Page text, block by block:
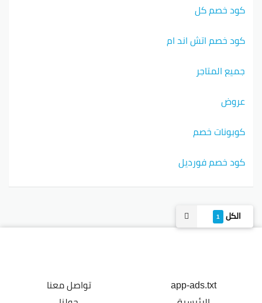
الكل 1
كود خصم كل
كود خصم اتش اند ام
جميع المتاجر
عروض
كوبونات خصم
كود خصم فورديل
app-ads.txt
تواصل معنا